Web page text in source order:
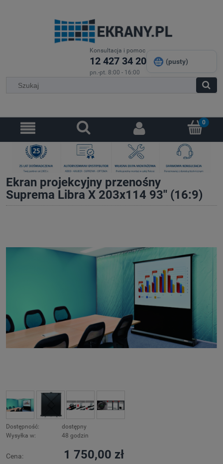
Konsultacja i pomoc
12 427 34 20
pn.-pt. 8:00 - 16:00
(pusty)
Ekran projekcyjny przenośny
Suprema Libra X 203x114 93'' (16:9)
Dostępność:
dostępny
Wysyłka w:
48 godzin
Cena: 1 750,00 zł